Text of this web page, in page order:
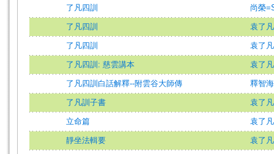
了凡四訓 尚榮
了凡四訓 袁了凡
了凡四訓 袁了凡
了凡四訓: 慈雲講本 袁了凡
了凡四訓白話解釋--附雲谷大師傳 釋智海
了凡訓子書 袁了
立命篇 袁了凡
靜坐法輯要 袁了凡